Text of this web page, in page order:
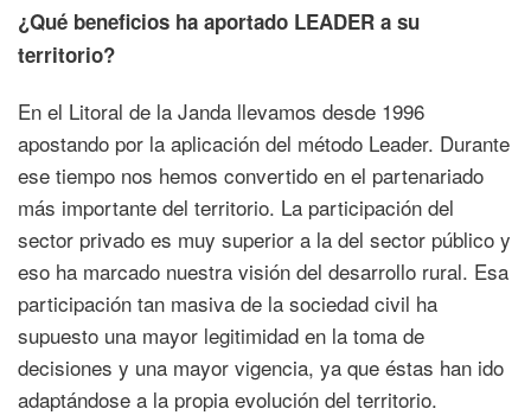
¿Qué beneficios ha aportado LEADER a su
territorio?
En el Litoral de la Janda llevamos desde 1996
apostando por la aplicación del método Leader. Durante
ese tiempo nos hemos convertido en el partenariado
más importante del territorio. La participación del
sector privado es muy superior a la del sector público y
eso ha marcado nuestra visión del desarrollo rural. Esa
participación tan masiva de la sociedad civil ha
supuesto una mayor legitimidad en la toma de
decisiones y una mayor vigencia, ya que éstas han ido
adaptándose a la propia evolución del territorio.